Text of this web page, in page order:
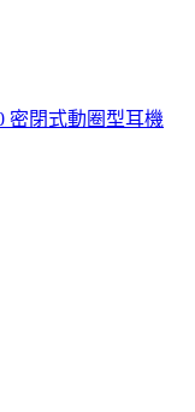
密閉式動圈型耳機